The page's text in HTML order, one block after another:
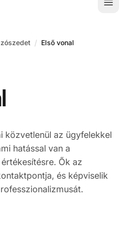
/ Első vonal
közvetlenül az ügyfelekkel
hatással van a
Ők az
és képviselik